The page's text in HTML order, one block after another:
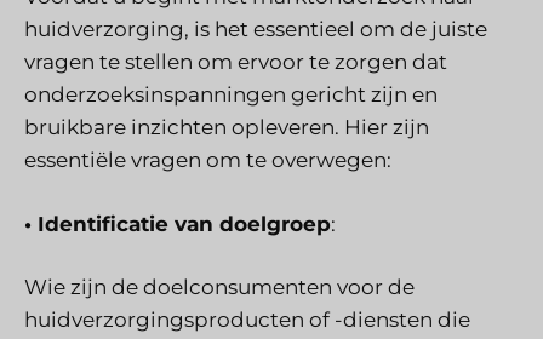
huidverzorging, is het essentieel om de juiste
vragen te stellen om ervoor te zorgen dat
onderzoeksinspanningen gericht zijn en
bruikbare inzichten opleveren. Hier zijn
essentiële vragen om te overwegen:
• Identificatie van doelgroep:
Wie zijn de doelconsumenten voor de
huidverzorgingsproducten of -diensten die